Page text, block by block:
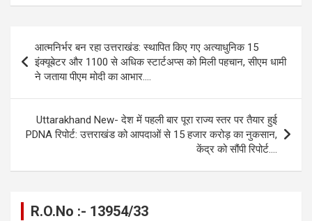
ce
b
o
o
k
se
g
er
at
A
p
p
e
gr
a
ail py
Li
n
ar
e
navigation
आत्मनिर्भर बन रहा उत्तराखंड: स्थापित किए गए अत्याधुनिक 15
इंक्यूबेटर और 1100 से अधिक स्टार्टअप्स को मिली पहचान, सीएम धामी
ने जताया पीएम मोदी का आभार….
Uttarakhand New- देश में पहली बार पूरा राज्य स्तर पर तैयार हुई
PDNA रिपोर्ट: उत्तराखंड को आपदाओं से 15 हजार करोड़ का नुकसान,
केंद्र को सौंपी रिपोर्ट….
R.O.No :- 13954/33